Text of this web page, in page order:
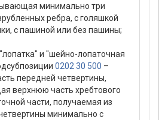
минимально три
ребра, с голяшкой
с пашиной или без пашины;
и "шейно-лопаточная
0202 30 500 –
передней четвертины,
верхнюю часть хребтового
части, получаемая из
минимально с